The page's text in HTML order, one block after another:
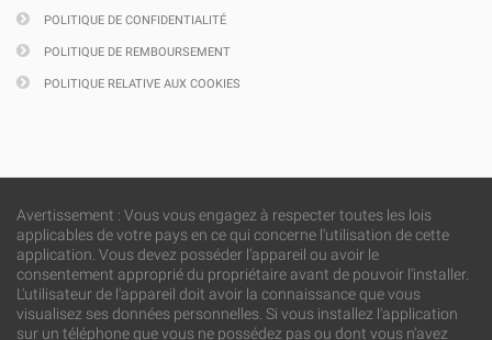
POLITIQUE DE CONFIDENTIALITÉ
POLITIQUE DE REMBOURSEMENT
POLITIQUE RELATIVE AUX COOKIES
Avertissement : Vous vous engagez à respecter toutes les lois
applicables de votre pays en ce qui concerne l'utilisation de cette
application. Vous devez posséder l'appareil ou avoir le
consentement approprié du propriétaire avant de pouvoir l'installer.
L'utilisateur de l'appareil doit avoir la connaissance que vous
visualisez ses données personnelles. Si vous installez l'application
sur un téléphone que vous ne possédez pas ou dont vous n'avez